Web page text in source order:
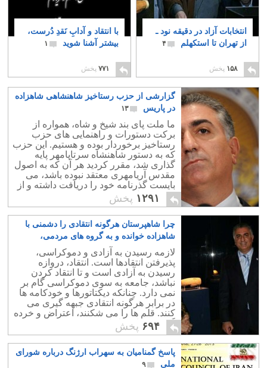
انتخابات آزاد در دقیقه نود ـ
از تهران تا استکهلم
۴
۱۵۸ پخش
با انتقاد و آدابِ نَقدِ دُرست،
بیشتر آشنا شوید
۱
۷۷۱ پخش
گزارشی از حزب رستاخیز شاهنشاهی شاهزاده
در پاریس
۱۳
ما ملت پای بند شیخ و شاه، همواره از
برکت دستورات و راهنمایی های حزب
رستاخیز برخوردار بوده و هستیم. این حزب
که به دستور شاهنشاه سرتاپامهر پایه
گذاری شد، مقرر کردید هر آن که به اصول
مقدس آریامهری معتقد نبوده باشد، می
بایست گذرنامه خود را دریافت داشته و از
کشور همایونی بیرون رود.
۱۲۹۱ پخش
چرا شاهپرستان هرگونه انتقادی را دشمنی با
شاهزاده خوانده و به گروه های مردمی،
برچسب مزدوری می زنند؟
۱۲
لازمه رسیدن به آزادی و دموکراسی،
پذیرفتن انتقادها است. انتقاد، دروازه
رسیدن به آزادی است و تا انتقاد کردن
نباشد، جامعه به سوی دموکراسی گام بر
نمی دارد. چنانکه دیکتاتورها و خودکامه ها
در برابر هرگونه انتقادی جبهه گیری می
کنند. قلم ها را می شکنند، اعتراض و خرده
گیری رسانه ها را سرکوب می سازند،
۶۹۴ پخش
پاسخ گمنامیان به سهراب ارژنگ درباره شورای
ملی
۹